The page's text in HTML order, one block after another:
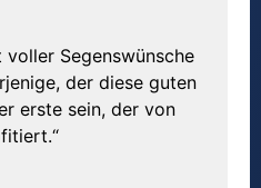
voller Segenswünsche
der diese guten
erste sein, der von